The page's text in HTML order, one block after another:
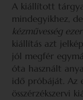
A kiállított
mindegyikhez,
kézművesség
kiállítás azt
jól megfér
óta használt
idő próbáját. Az
összérzékszervi